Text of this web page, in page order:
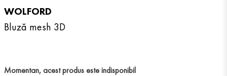
WOLFORD
Bluză mesh 3D
Momentan, acest produs este indisponibil